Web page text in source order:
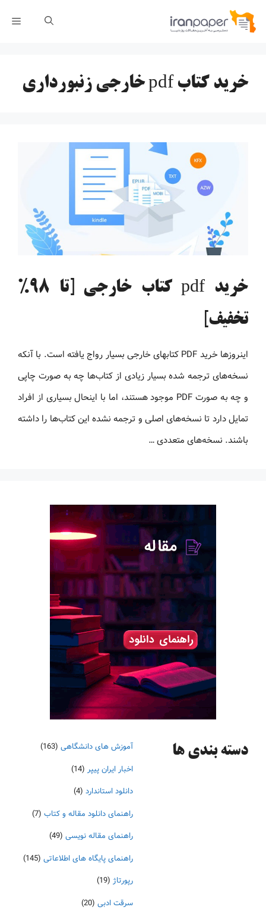
پرش
خرید کتاب pdf خارجی زنبورداری
خرید pdf کتاب خارجی [تا 98%
تخفیف]
اینروزها خرید PDF کتاب‎های خارجی بسیار رواج یافته است. با آنکه
نسخه‌های ترجمه شده بسیار زیادی از کتاب‌ها چه به صورت چاپی
و چه به صورت PDF موجود هستند، اما با اینحال بسیاری از افراد
تمایل دارد تا نسخه‌های اصلی و ترجمه نشده این کتاب‌ها را داشته
باشند. نسخه‌های متعددی …
دسته‌ بندی ها آموزش های دانشگاهی (163)
اخبار ایران پیپر (14)
دانلود استاندارد (4)
راهنمای دانلود مقاله و کتاب (7)
راهنمای مقاله نویسی (49)
راهنمای پایگاه های اطلاعاتی (145)
رپورتاژ (19)
سرقت ادبی (20)